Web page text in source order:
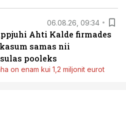
06.08.26, 09:34
Ahti Kalde firmades
samas nii
pooleks
on enam kui 1,2 miljonit eurot